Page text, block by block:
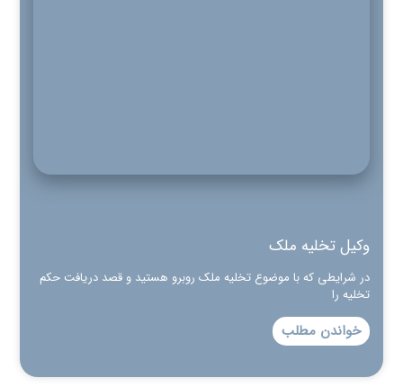
وکیل تخلیه ملک
در شرایطی که با موضوع تخلیه ملک روبرو هستید و قصد دریافت حکم
تخلیه را
خواندن مطلب